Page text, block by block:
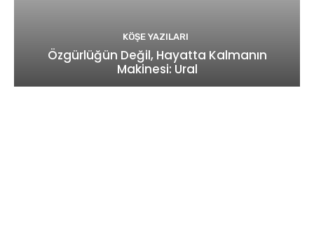
KÖŞE YAZILARI
Özgürlüğün Değil, Hayatta Kalmanın
Makinesi: Ural